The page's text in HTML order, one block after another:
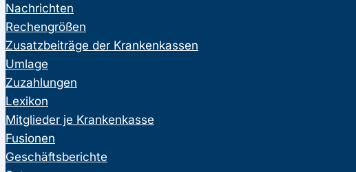
Nachrichten
Rechengrößen
Zusatzbeiträge der Krankenkassen
Umlage
Zuzahlungen
Lexikon
Mitglieder je Krankenkasse
Fusionen
Geschäftsberichte